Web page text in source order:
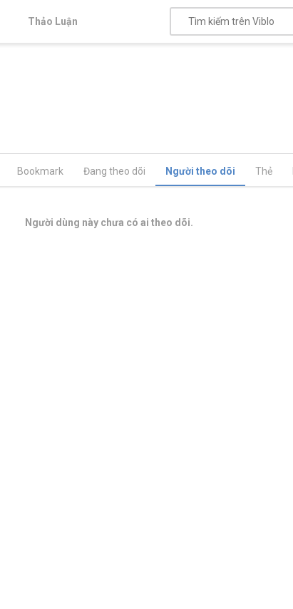
Thảo Luận
Bookmark Đang theo dõi Người theo dõi Thẻ
Người dùng này chưa có ai theo dõi.